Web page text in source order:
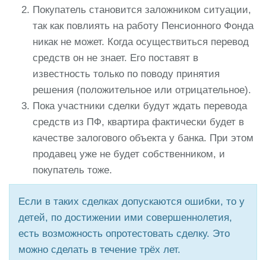
Покупатель становится заложником ситуации,
так как повлиять на работу Пенсионного Фонда
никак не может. Когда осуществиться перевод
средств он не знает. Его поставят в
известность только по поводу принятия
решения (положительное или отрицательное).
Пока участники сделки будут ждать перевода
средств из ПФ, квартира фактически будет в
качестве залогового объекта у банка. При этом
продавец уже не будет собственником, и
покупатель тоже.
Если в таких сделках допускаются ошибки, то у
детей, по достижении ими совершеннолетия,
есть возможность опротестовать сделку. Это
можно сделать в течение трёх лет.